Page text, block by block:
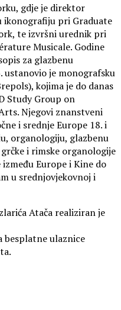
gdje je direktor
ikonografiju pri Graduate
te izvršni urednik pri
Musicale. Godine
za glazbenu
je monografsku
kojima je do danas
Study Group on
Njegovi znanstveni
i srednje Europe 18. i
organologiju, glazbenu
i rimske organologije
Europe i Kine do
u srednjovjekovnoj i
Atača realiziran je
besplatne ulaznice